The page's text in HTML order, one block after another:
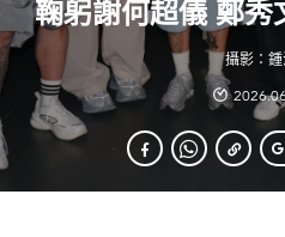
鞠躬謝何超儀 鄭秀
攝影：